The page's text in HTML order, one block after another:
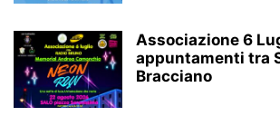
Associazione 6
appuntamenti tra
Bracciano